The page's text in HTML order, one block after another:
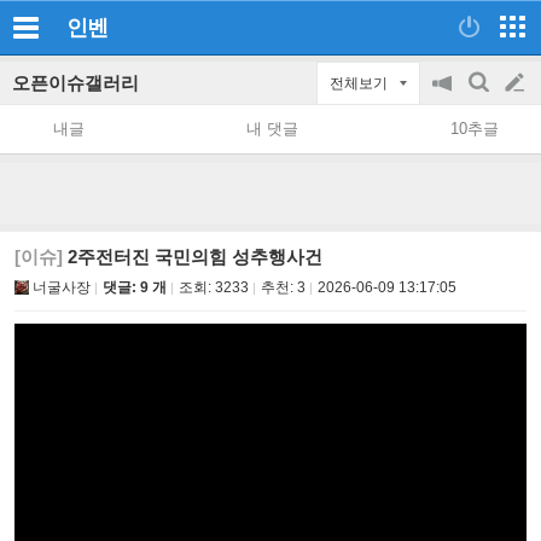
인벤
오픈이슈갤러리 전체보기
공
지
on/off
검
색
글
쓰
내글 내 댓글 10추글
[이슈] 2주전터진 국민의힘 성추행사건
너굴사장 댓글: 9 개 조회: 3233 추천: 3 2026-06-09 13:17:05